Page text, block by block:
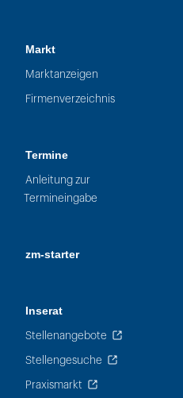
Markt
Marktanzeigen
Firmenverzeichnis
Termine
Anleitung zur
Termineingabe
zm-starter
Inserat
Stellenangebote
Stellengesuche
Praxismarkt